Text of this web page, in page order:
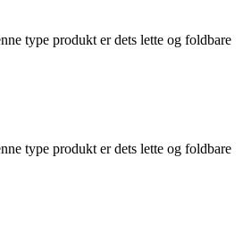
type produkt er dets lette og foldbare
type produkt er dets lette og foldbare